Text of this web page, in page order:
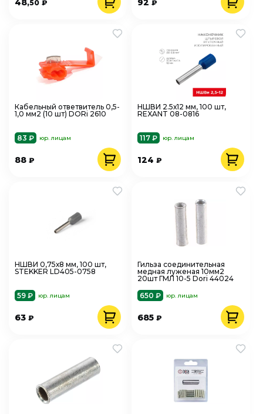
,50 ₽ ₽
Кабельный ответвитель 0,5-
1,0 мм2 (10 шт) DORi 2610
83 ₽ юр. лицам
88 ₽
НШВИ 2.5х12 мм, 100 шт,
REXANT 08-0816
117 ₽ юр. лицам
124₽
НШВИ 0,75х8 мм, 100 шт,
STEKKER LD405-0758
59 ₽ юр. лицам
63 ₽
Гильза соединительная
медная луженая 10мм2
20шт ГМЛ 10-5 Dori 44024
650 ₽
юр. лицам
685₽